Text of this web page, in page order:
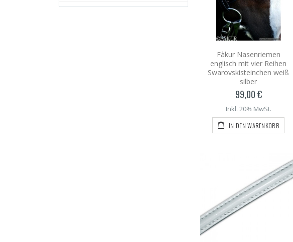
Fàkur Nasenriemen
englisch mit vier Reihen
Swarovskisteinchen weiß
silber
99,00 €
Inkl. 20% MwSt.
IN DEN WARENKORB